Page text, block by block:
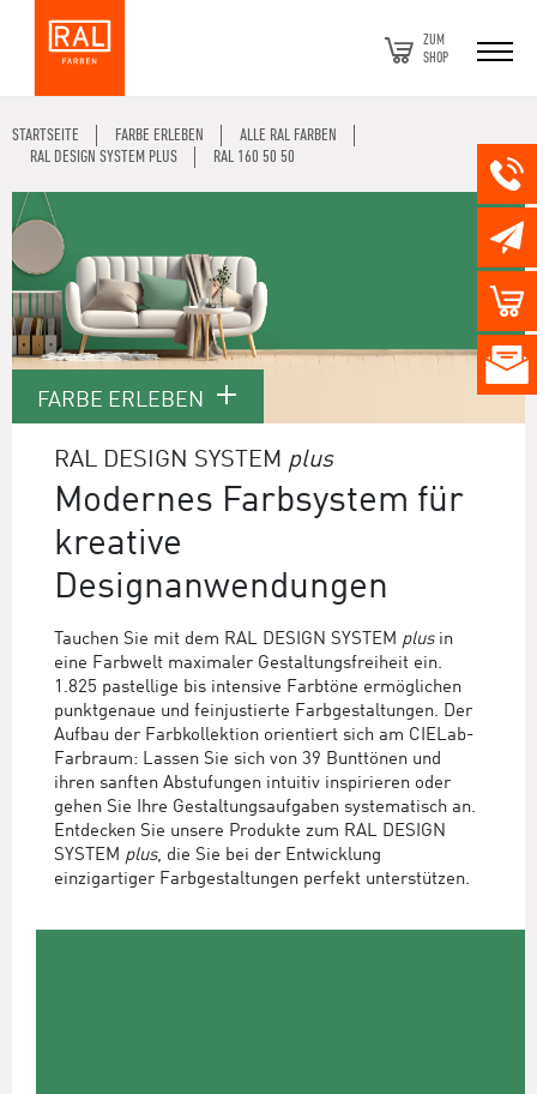
ZUM
SHOP
STARTSEITE FARBE ERLEBEN
ALLE RAL FARBEN
RAL DESIGN SYSTEM PLUS
RAL 160 50 50
FARBE ERLEBEN
RAL DESIGN SYSTEM plus
Modernes Farbsystem für
kreative
Designanwendungen
Tauchen Sie mit dem RAL DESIGN SYSTEM plusin
eine Farbwelt maximaler Gestaltungsfreiheit ein.
1.825 pastellige bis intensive Farbtöne ermöglichen
punktgenaue und feinjustierte Farbgestaltungen. Der
Aufbau der Farbkollektion orientiert sich am CIELab-
Farbraum: Lassen Sie sich von 39 Bunttönen und
ihren sanften Abstufungen intuitiv inspirieren oder
gehen Sie Ihre Gestaltungsaufgaben systematisch an.
Entdecken Sie unsere Produkte zum RAL DESIGN
SYSTEM plus, die Sie bei der Entwicklung
einzigartiger Farbgestaltungen perfekt unterstützen.